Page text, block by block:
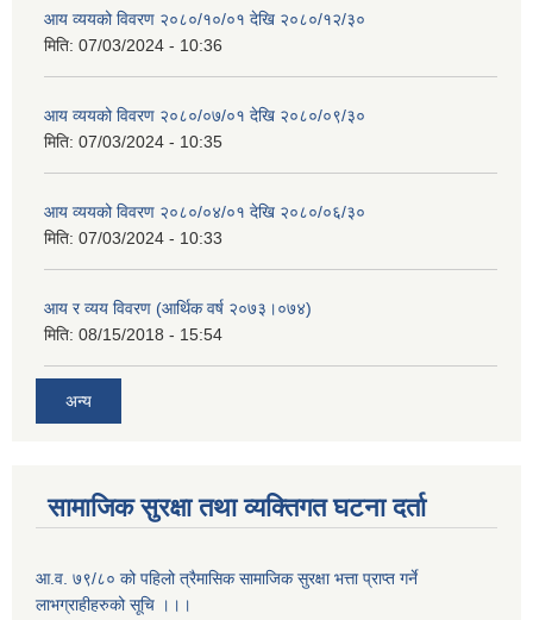
आय व्ययको विवरण २०८०/१०/०१ देखि २०८०/१२/३०
मिति: 07/03/2024 - 10:36
आय व्ययको विवरण २०८०/०७/०१ देखि २०८०/०९/३०
मिति: 07/03/2024 - 10:35
आय व्ययको विवरण २०८०/०४/०१ देखि २०८०/०६/३०
मिति: 07/03/2024 - 10:33
आय र व्यय विवरण (आर्थिक वर्ष २०७३।०७४)
मिति: 08/15/2018 - 15:54
अन्य
सामाजिक सुरक्षा तथा व्यक्तिगत घटना दर्ता
आ.व. ७९/८० को पहिलो त्रैमासिक सामाजिक सुरक्षा भत्ता प्राप्त गर्ने
लाभग्राहीहरुको सूचि ।।।